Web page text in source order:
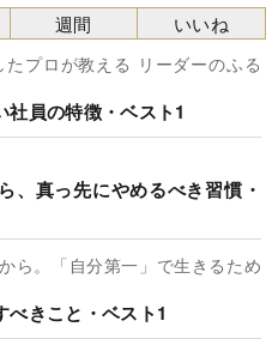
プロが教える リーダーのふる
員の特徴・ベスト1
、真っ先にやめるべき習慣・
ら。「自分第一」で生きるため
べきこと・ベスト1
週間 いいね